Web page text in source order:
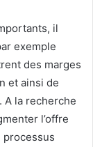
il
exemple
des marges
et ainsi de
A la recherche
l’offre
processus